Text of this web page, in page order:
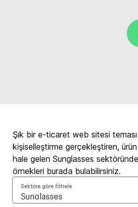
Şık bir e-ticaret web sitesi
kişiselleştirme gerçekleştiren,
hale gelen Sunglasses
örnekleri burada bulabilirsiniz.
Sektöre göre filtrele